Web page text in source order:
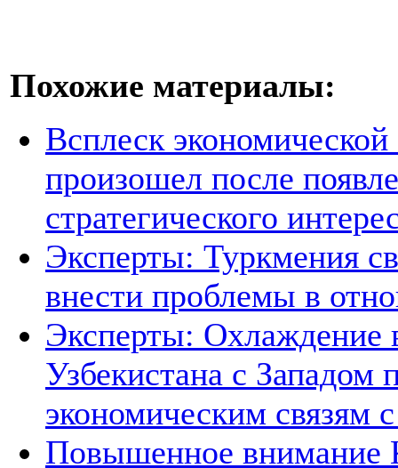
Похожие материалы:
Всплеск
произошел после
стратегического
Эксперты: Туркмения
внести проблемы в
Эксперты: Охлаждение
Узбекистана с
экономическим связям
Повышенное внимание